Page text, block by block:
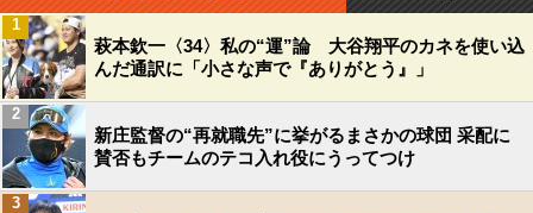
萩本欽一〈34〉私の“運”論 大谷翔平のカネを使い込
んだ通訳に「小さな声で『ありがとう』」
1
新庄監督の“再就職先”に挙がるまさかの球団 采配に
賛否もチームのテコ入れ役にうってつけ
2
3